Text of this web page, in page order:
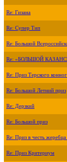
Re: Гизана
Re: Супер Тип
Re: Большой
Re: «БОЛЬШОЙ
Re: Приз Терского
Re: Большой Летний приз
Re: Дерзкий
Re: Большой приз
Re: Приз в честь
Re: Приз Критериум